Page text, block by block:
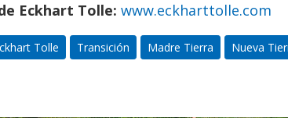
Eckhart Tolle: www.eckharttolle.com
Tolle Transición Madre Tierra Nueva